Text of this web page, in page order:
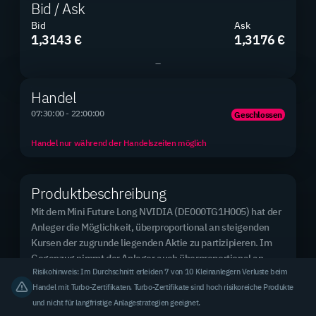
Bid / Ask
Bid
1,3143 €
Ask
1,3176 €
–
Handel
07:30:00 - 22:00:00 Geschlossen
Handel nur während der Handelszeiten möglich
Produktbeschreibung
Mit dem Mini Future Long NVIDIA (DE000TG1H005) hat der
Anleger die Möglichkeit, überproportional an steigenden
Kursen der zugrunde liegenden Aktie zu partizipieren. Im
Gegenzug nimmt der Anleger auch überproportional an
fallenden Kursen der zugrunde liegenden Aktie teil.
Erreicht oder unterschreitet der Kurs der Aktie bei
2.890
2.890 Mini Futures
2 Tage / 7 Tage
Top Basiswert (meistgehandelt)
Rheinmetall AG
3,31 % des Handelsvolumens
Risikohinweis: Im Durchschnitt erleiden 7 von 10 Kleinanlegern Verluste beim
Handel mit Turbo-Zertifikaten. Turbo-Zertifikate sind hoch risikoreiche Produkte
und nicht für langfristige Anlagestrategien geeignet.